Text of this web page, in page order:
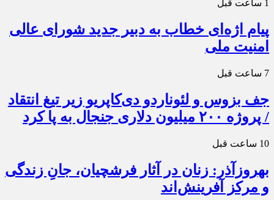
1 ساعت قبل
پیام اژه‌ای خطاب به دبیر جدید شورای عالی
امنیت ملی
7 ساعت قبل
جف بزوس و لئوناردو دی‌کاپریو زیر تیغ انتقاد
/ پروژه ۲۰۰ میلیون دلاری جنجال به پا کرد
10 ساعت قبل
بهروزآذر: زنان در آثار فرشچیان، جانِ زندگی
و مرکز آفرینش‌اند